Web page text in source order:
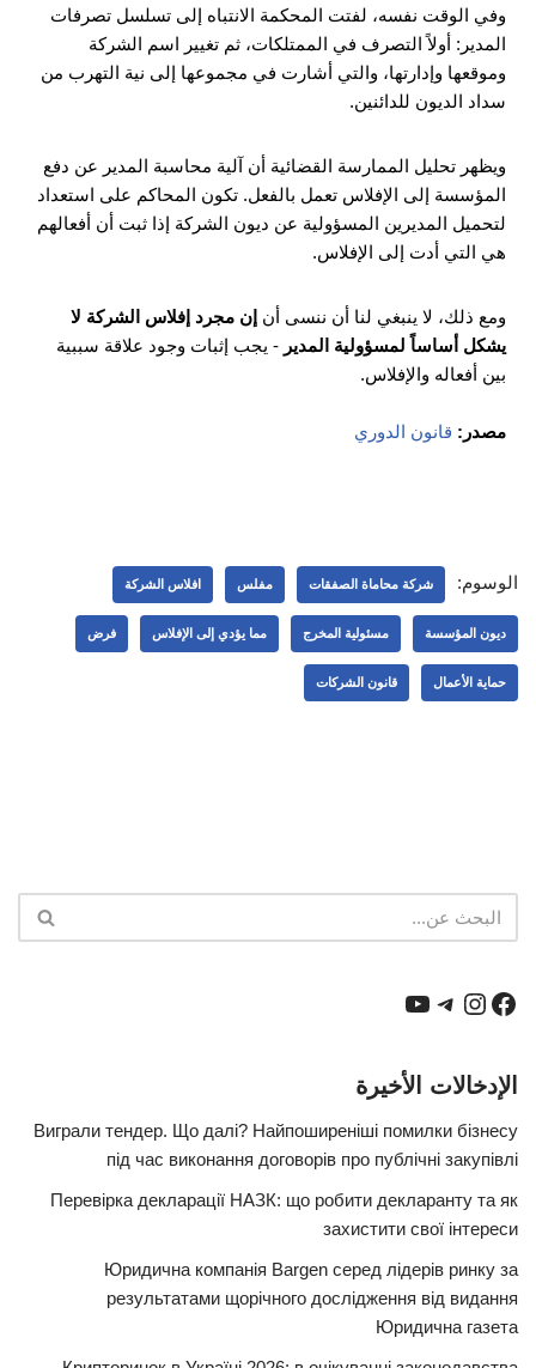
وفي الوقت نفسه، لفتت المحكمة الانتباه إلى تسلسل تصرفات
المدير: أولاً التصرف في الممتلكات، ثم تغيير اسم الشركة
وموقعها وإدارتها، والتي أشارت في مجموعها إلى نية التهرب من
سداد الديون للدائنين.
ويظهر تحليل الممارسة القضائية أن آلية محاسبة المدير عن دفع
المؤسسة إلى الإفلاس تعمل بالفعل. تكون المحاكم على استعداد
لتحميل المديرين المسؤولية عن ديون الشركة إذا ثبت أن أفعالهم
هي التي أدت إلى الإفلاس.
ومع ذلك، لا ينبغي لنا أن ننسى أن إن مجرد إفلاس الشركة لا
يشكل أساساً لمسؤولية المدير - يجب إثبات وجود علاقة سببية
بين أفعاله والإفلاس.
مصدر: قانون الدوري
الوسوم: شركة محاماة الصفقات مفلس افلاس الشركة
ديون المؤسسة مسئولية المخرج مما يؤدي إلى الإفلاس فرض
حماية الأعمال قانون الشركات
الإدخالات الأخيرة
Виграли тендер. Що далі? Найпоширеніші помилки бізнесу
під час виконання договорів про публічні закупівлі
Перевірка декларації НАЗК: що робити декларанту та як
захистити свої інтереси
Юридична компанія Bargen серед лідерів ринку за
результатами щорічного дослідження від видання
Юридична газета